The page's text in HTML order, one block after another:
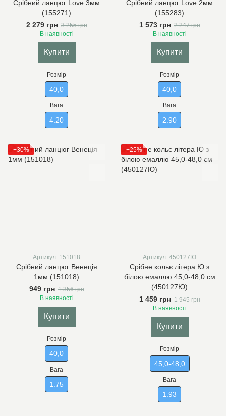
Срібний ланцюг Love 3мм
(155271)
2 279 грн 3 255 грн
В наявності
Купити
Розмір
40,0
Вага
4.20
Срібний ланцюг Love 2мм
(155283)
1 573 грн 2 247 грн
В наявності
Купити
Розмір
40,0
Вага
2.90
−30%
Артикул: 151018
Срібний ланцюг Венеція
1мм (151018)
949 грн 1 356 грн
В наявності
Купити
Розмір
40,0
Вага
1.75
−25%
Артикул: 450127Ю
Срібне кольє літера Ю з
білою емаллю 45,0-48,0 см
(450127Ю)
1 459 грн 1 945 грн
В наявності
Купити
Розмір
45,0-48,0
Вага
1.93